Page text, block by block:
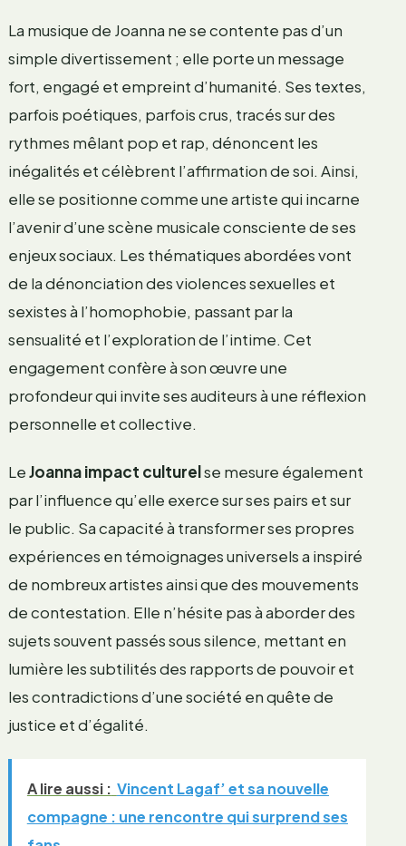
La musique de Joanna ne se contente pas d’un
simple divertissement ; elle porte un message
fort, engagé et empreint d’humanité. Ses textes,
parfois poétiques, parfois crus, tracés sur des
rythmes mêlant pop et rap, dénoncent les
inégalités et célèbrent l’affirmation de soi. Ainsi,
elle se positionne comme une artiste qui incarne
l’avenir d’une scène musicale consciente de ses
enjeux sociaux. Les thématiques abordées vont
de la dénonciation des violences sexuelles et
sexistes à l’homophobie, passant par la
sensualité et l’exploration de l’intime. Cet
engagement confère à son œuvre une
profondeur qui invite ses auditeurs à une réflexion
personnelle et collective.
LeJoanna impact culturelse mesure également
par l’influence qu’elle exerce sur ses pairs et sur
le public. Sa capacité à transformer ses propres
expériences en témoignages universels a inspiré
de nombreux artistes ainsi que des mouvements
de contestation. Elle n’hésite pas à aborder des
sujets souvent passés sous silence, mettant en
lumière les subtilités des rapports de pouvoir et
les contradictions d’une société en quête de
justice et d’égalité.
A lire aussi : Vincent Lagaf’ et sa nouvelle
compagne : une rencontre qui surprend ses